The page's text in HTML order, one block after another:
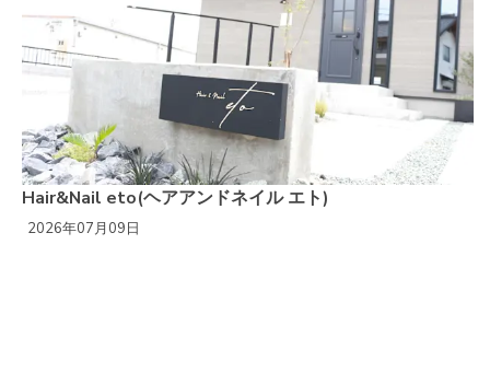
Hair&Nail eto(ヘアアンドネイル エト)
2026年07月09日